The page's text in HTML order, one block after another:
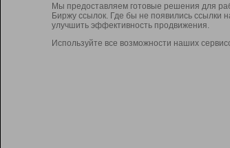
Мы предоставляем готовые решения для
Биржу ссылок. Где бы не появились ссылки
улучшить эффективность продвижения.
Используйте все возможности наших